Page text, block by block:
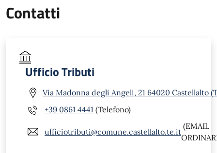
Contatti
Ufficio Tributi
Via Madonna degli Angeli, 21 64020 Castellalto
+39 0861 4441 (Telefono)
ufficiotributi@comune.castellalto.te.it
(EMAIL